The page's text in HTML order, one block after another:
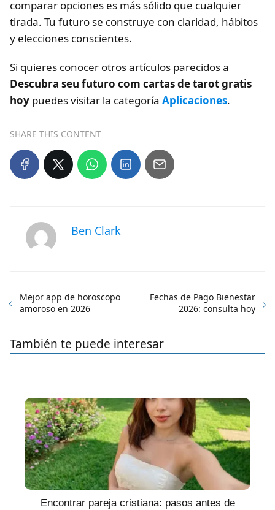
comparar opciones es más sólido que cualquier
tirada. Tu futuro se construye con claridad, hábitos
y elecciones conscientes.
Si quieres conocer otros artículos parecidos a
Descubra seu futuro com cartas de tarot gratis
hoy puedes visitar la categoría Aplicaciones.
SHARE THIS CONTENT
Ben Clark
Mejor app de horoscopo
amoroso en 2026
Fechas de Pago Bienestar
2026: consulta hoy
También te puede interesar
Encontrar pareja cristiana: pasos antes de